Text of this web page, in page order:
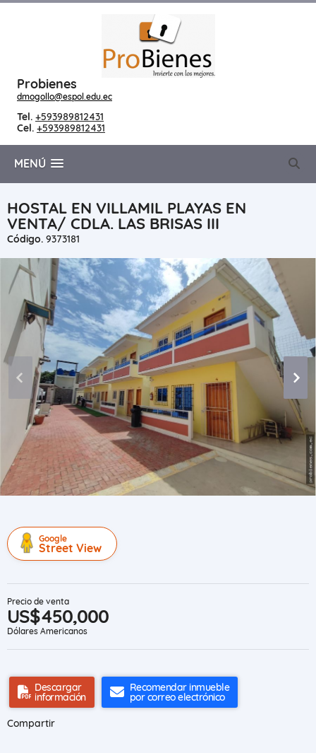
Probienes
dmogollo@espol.edu.ec
Tel. +593989812431
Cel. +593989812431
MENÚ
HOSTAL EN VILLAMIL PLAYAS EN
VENTA/ CDLA. LAS BRISAS III
Código. 9373181
Google
Street View
Precio de venta
US$450,000
Dólares Americanos
Descargar
información
Recomendar inmueble
por correo electrónico
Compartir